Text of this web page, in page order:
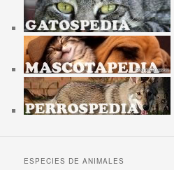
ESPECIES DE ANIMALES